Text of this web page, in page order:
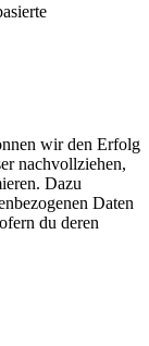
wir den Erfolg
nachvollziehen,
Dazu
Daten
du deren